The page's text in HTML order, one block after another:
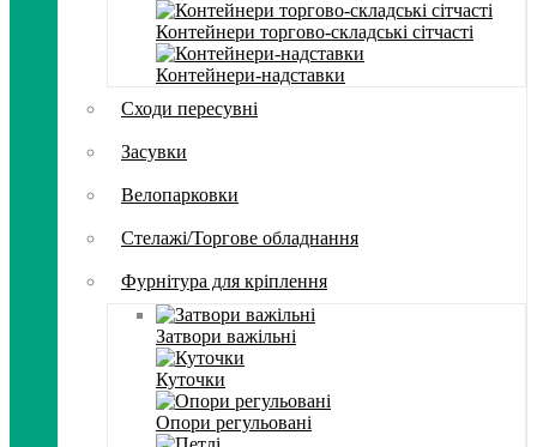
Контейнери торгово-складські сітчасті
Контейнери-надставки
Сходи пересувні
Засувки
Велопарковки
Стелажі/Торгове обладнання
Фурнітура для кріплення
Затвори важільні
Куточки
Опори регульовані